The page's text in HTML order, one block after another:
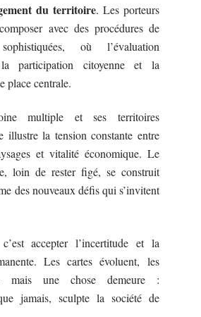
du territoire. Les porteurs
avec des procédures de
où l’évaluation
la participation citoyenne et la
place centrale.
multiple et ses territoires
illustre la tension constante entre
et vitalité économique. Le
loin de rester figé, se construit
des nouveaux défis qui s’invitent
accepter l’incertitude et la
Les cartes évoluent, les
mais une chose demeure :
jamais, sculpte la société de